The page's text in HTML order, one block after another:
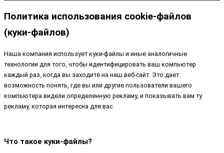
Политика использования cookie-файлов
(куки-файлов)
Наша компания использует куки-файлы и иные аналогичные
технологии для того, чтобы идентифицировать ваш компьютер
каждый раз, когда вы заходите на наш веб-сайт. Это дает
возможность понять, где вы или другие пользователи вашего
компьютера видели определенную рекламу, и показывать вам ту
рекламу, которая интересна для вас.
Что такое куки-файлы?